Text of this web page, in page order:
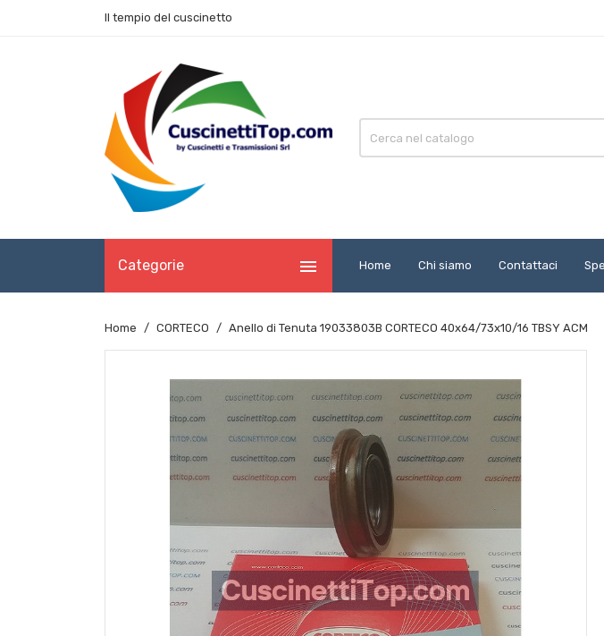
Il tempio del cuscinetto
Categorie  Home Chi siamo Contattaci
Home CORTECO Anello di Tenuta 19033803B CORTECO 40x64/73x10/16 TBSY ACM